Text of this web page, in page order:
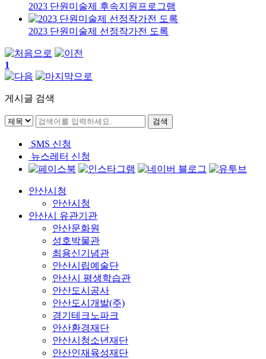
2023 단원미술제 후속지원프로그램
2023 단원미술제 선정작가전 도록
1
게시글 검색
SMS 신청
뉴스레터 신청
안산시청
안산시청
안산시 유관기관
안산문화원
성호박물관
최용신기념관
안산시립예술단
안산시 평생학습관
안산도시공사
안산도시개발(주)
경기테크노파크
안산환경재단
안산시청소년재단
안산인재육성재단